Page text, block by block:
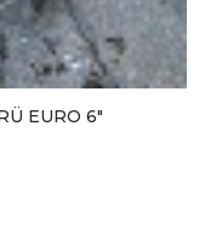
EURO 6"